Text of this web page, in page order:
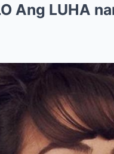
Ang LUHA